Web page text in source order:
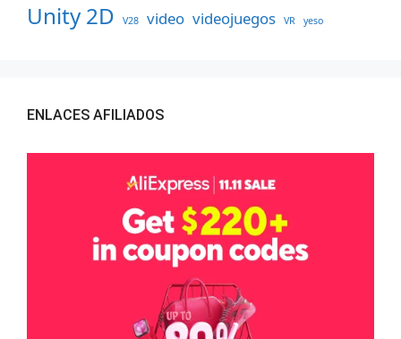
Unity 2D
V28 video videojuegos VR yeso
ENLACES AFILIADOS